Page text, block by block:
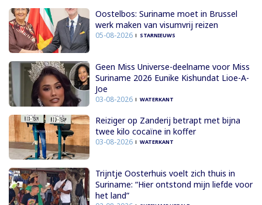
Oostelbos: Suriname moet in Brussel
werk maken van visumvrij reizen
05-08-2026 STARNIEUWS
Geen Miss Universe-deelname voor Miss
Suriname 2026 Eunike Kishundat Lioe-A-
Joe
03-08-2026 WATERKANT
Reiziger op Zanderij betrapt met bijna
twee kilo cocaïne in koffer
03-08-2026 WATERKANT
Trijntje Oosterhuis voelt zich thuis in
Suriname: “Hier ontstond mijn liefde voor
het land”